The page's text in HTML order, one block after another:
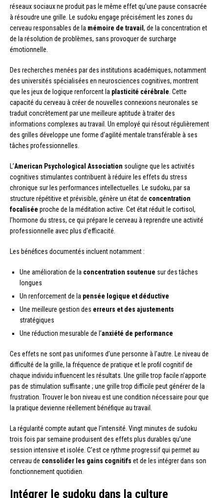
réseaux sociaux ne produit pas le même effet qu’une pause consacrée
à résoudre une grille. Le sudoku engage précisément les zones du
cerveau responsables de la mémoire de travail , de la concentration et
de la résolution de problèmes, sans provoquer de surcharge
émotionnelle.
Des recherches menées par des institutions académiques, notamment
des universités spécialisées en neurosciences cognitives, montrent
que les jeux de logique renforcent la plasticité cérébrale . Cette
capacité du cerveau à créer de nouvelles connexions neuronales se
traduit concrètement par une meilleure aptitude à traiter des
informations complexes au travail. Un employé qui résout régulièrement
des grilles développe une forme d’agilité mentale transférable à ses
tâches professionnelles.
L’American Psychological Association souligne que les activités
cognitives stimulantes contribuent à réduire les effets du stress
chronique sur les performances intellectuelles. Le sudoku, par sa
structure répétitive et prévisible, génère un état de concentration
focalisée proche de la méditation active. Cet état réduit le cortisol,
l’hormone du stress, ce qui prépare le cerveau à reprendre une activité
professionnelle avec plus d’efficacité.
Les bénéfices documentés incluent notamment :
Une amélioration de la concentration soutenue sur des tâches
longues
Un renforcement de la pensée logique et déductive
Une meilleure gestion des erreurs et des ajustements
stratégiques
Une réduction mesurable de l’anxiété de performance
Ces effets ne sont pas uniformes d’une personne à l’autre. Le niveau de
difficulté de la grille, la fréquence de pratique et le profil cognitif de
chaque individu influencent les résultats. Une grille trop facile n’apporte
pas de stimulation suffisante ; une grille trop difficile peut générer de la
frustration. Trouver le bon niveau est une condition nécessaire pour que
la pratique devienne réellement bénéfique au travail.
La régularité compte autant que l’intensité. Vingt minutes de sudoku
trois fois par semaine produisent des effets plus durables qu’une
session intensive et isolée. C’est ce rythme progressif qui permet au
cerveau de consolider les gains cognitifs et de les intégrer dans son
fonctionnement quotidien.
Intégrer le sudoku dans la culture